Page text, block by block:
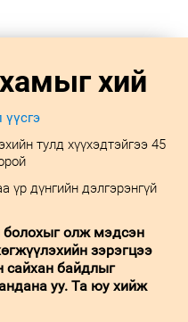
хий
үүсгэ
тулд хүүхэдтэйгээ 45
үр дүнгийн дэлгэрэнгүй
болохыг олж мэдсэн
зэрэгцээ
сайхан байдлыг
уу. Та юу хийж